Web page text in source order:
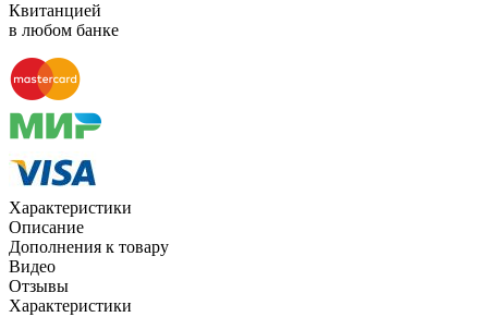
Квитанцией
в любом банке
Характеристики
Описание
Дополнения к товару
Видео
Отзывы
Характеристики